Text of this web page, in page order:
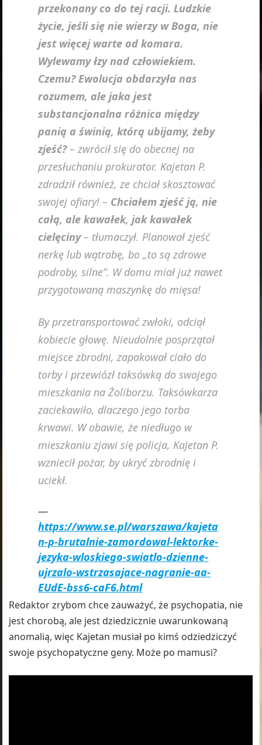
przekonany co do tej racji. Ludzkie
życie, jeśli się nie wierzy w Boga, nie
jest więcej warte od komara.
Wylewamy łzy nad człowiekiem.
Czemu? Ewolucja obdarzyła nas
rozumem, ale jaka jest
substancjonalna różnica między
panią a świnią, którą ubijamy, żeby
zjeść?– zwrócił się do obecnej na
przesłuchaniu prokurator. Kajetan P.
zdradził również, ze chciał skosztować
swojej ofiary! – Chciałem zjeść ją, nie
całą, ale kawałek, jak kawałek
cielęciny– tłumaczył. Planował zjeść
nerkę lub wątrobę, bo „to są zdrowe
podroby, silne”. W domu miał już nawet
przygotowaną maszynkę do mięsa!
By przetransportować zwłoki, odciął
kobiecie głowę. Nieudolnie posprzątał
miejsce zbrodni, zapakował ciało do
torby i przewiózł taksówką do swojego
mieszkania na Żoliborzu. Taksówkarza
zaciekawiło, dlaczego jego torba
krwawi. W obawie, że niedługo w
mieszkaniu zjawi się policja, Kajetan P.
wzniecił pożar, by ukryć zbrodnię i
uciekł.
https://www.se.pl/warszawa/kajeta
n-p-brutalnie-zamordowal-lektorke-
jezyka-wloskiego-swiatlo-dzienne-
ujrzalo-wstrzasajace-nagranie-aa-
EUdE-bss6-caF6.html
Redaktor zrybom chce zauważyć, że psychopatia, nie
jest chorobą, ale jest dziedzicznie uwarunkowaną
anomalią, więc Kajetan musiał po kimś odziedziczyć
swoje psychopatyczne geny. Może po mamusi?